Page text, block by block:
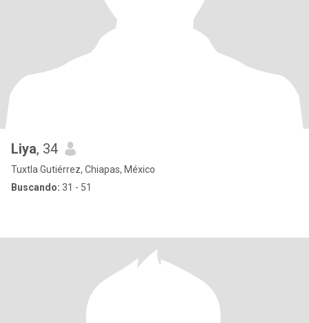
Liya, 34
Tuxtla Gutiérrez, Chiapas, México
Buscando: 31 - 51